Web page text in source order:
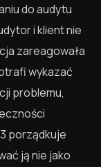
do audytu
i klient nie
zareagowała
wykazać
problemu,
porządkuje
ją nie jako